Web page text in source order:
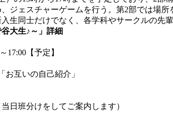
ジェスチャーゲームを行う。第2部では場
生同士だけでなく、各学科やサークルの先
大生♪～」詳細
17:00【予定】
互いの自己紹介」
日班分けをしてご案内します）